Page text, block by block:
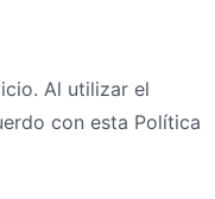
Al utilizar el
con esta Política